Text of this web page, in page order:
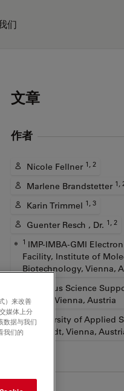
们
文章
作者
Nicole Fellner 1, 2
Marlene Brandstetter 1,
Karin Trimmel 1, 3
Guenter Resch , Dr. 1, 2
1 IMP-IMBA-GMI
Facility, Institute of
Biotechnology, Vienna,
Campus Science
GmbH, Vienna, Austria
3University of Applied
Neustadt, Vienna,
）来改善
媒体上分
数据与我们
我们的